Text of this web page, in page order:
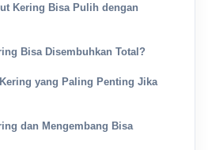
Kering Bisa Pulih dengan
Bisa Disembuhkan Total?
yang Paling Penting Jika
dan Mengembang Bisa